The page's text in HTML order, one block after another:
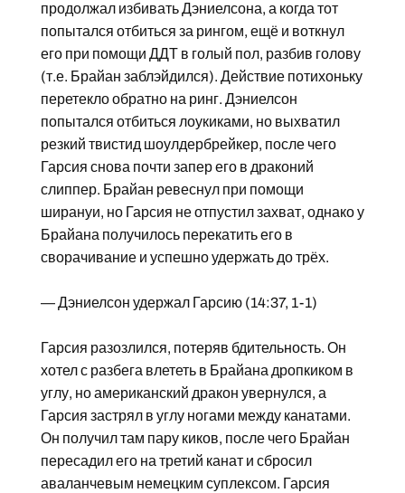
продолжал избивать Дэниелсона, а когда тот
попытался отбиться за рингом, ещё и воткнул
его при помощи ДДТ в голый пол, разбив голову
(т.е. Брайан заблэйдился). Действие потихоньку
перетекло обратно на ринг. Дэниелсон
попытался отбиться лоукиками, но выхватил
резкий твистид шоулдербрейкер, после чего
Гарсия снова почти запер его в драконий
слиппер. Брайан ревеснул при помощи
ширануи, но Гарсия не отпустил захват, однако у
Брайана получилось перекатить его в
сворачивание и успешно удержать до трёх.
— Дэниелсон удержал Гарсию (14:37, 1-1)
Гарсия разозлился, потеряв бдительность. Он
хотел с разбега влететь в Брайана дропкиком в
углу, но американский дракон увернулся, а
Гарсия застрял в углу ногами между канатами.
Он получил там пару киков, после чего Брайан
пересадил его на третий канат и сбросил
аваланчевым немецким суплексом. Гарсия